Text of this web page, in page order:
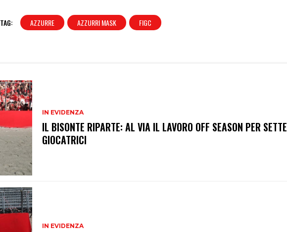
TAG: AZZURRE AZZURRI MASK FIGC
IN EVIDENZA
IL BISONTE RIPARTE: AL VIA IL LAVORO OFF SEASON PER SETTE
GIOCATRICI
IN EVIDENZA